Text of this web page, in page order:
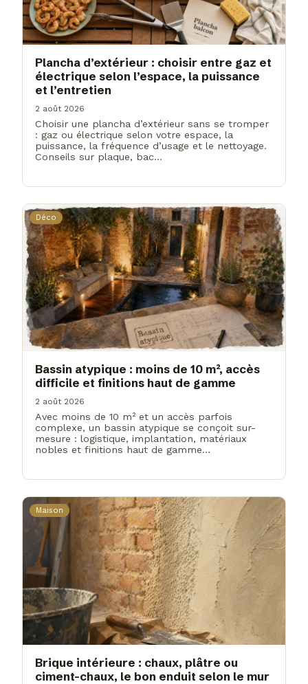
Plancha d’extérieur : choisir entre gaz et
électrique selon l’espace, la puissance
et l’entretien
2 août 2026
Choisir une plancha d’extérieur sans se tromper
: gaz ou électrique selon votre espace, la
puissance, la fréquence d’usage et le nettoyage.
Conseils sur plaque, bac…
Déco
Bassin atypique : moins de 10 m², accès
difficile et finitions haut de gamme
2 août 2026
Avec moins de 10 m² et un accès parfois
complexe, un bassin atypique se conçoit sur-
mesure : logistique, implantation, matériaux
nobles et finitions haut de gamme…
Maison
Brique intérieure : chaux, plâtre ou
ciment-chaux, le bon enduit selon le mur